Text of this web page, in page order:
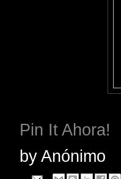
Pin It Ahora!
byAnónimo